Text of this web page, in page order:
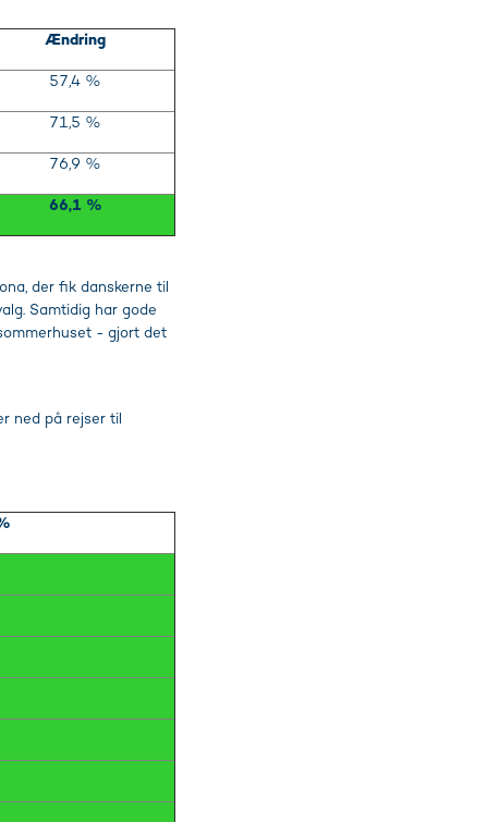
Ændring
57,4 %
71,5 %
76,9 %
66,1 %
der fik danskerne til
Samtidig har gode
- gjort det
ned på rejser til